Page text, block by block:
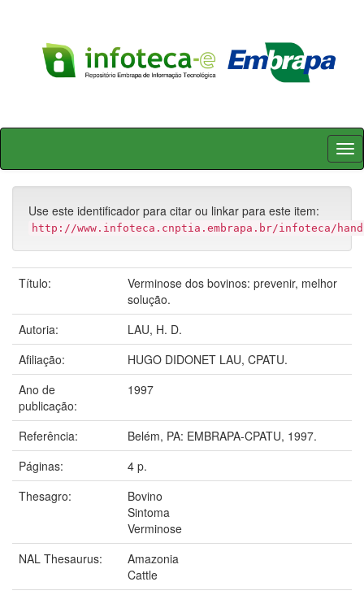
Skip
Use este identificador para citar ou linkar para este item:
http://www.infoteca.cnptia.embrapa.br/infoteca/
Título:
Verminose dos bovinos: prevenir, melhor
solução.
Autoria:
LAU, H. D.
Afiliação:
HUGO DIDONET LAU, CPATU.
Ano de
publicação:
1997
Referência:
Belém, PA: EMBRAPA-CPATU, 1997.
Páginas:
4 p.
Thesagro:
Bovino
Sintoma
Verminose
NAL Thesaurus:
Amazonia
Cattle